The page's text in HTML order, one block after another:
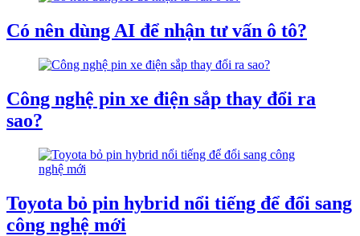
Có nên dùng AI để nhận tư vấn ô tô?
Công nghệ pin xe điện sắp thay đổi ra
sao?
Toyota bỏ pin hybrid nổi tiếng để đổi sang
công nghệ mới